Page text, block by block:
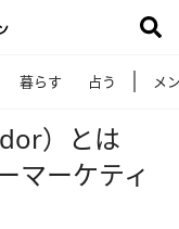
暮らす 占う メ
）とは
マーケティ